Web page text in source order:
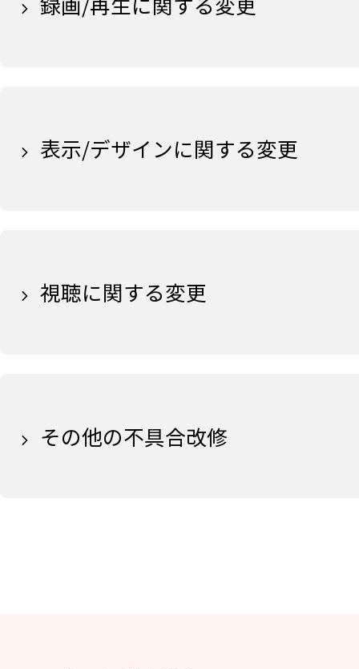
表示/デザインに関する変更
視聴に関する変更
その他の不具合改修